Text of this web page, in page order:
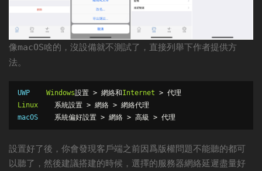
像macOS啥的，沒設備就不測試了，直接列舉下作者提供方
法。
UWP Windows設置 > 網絡和Internet > 代理
Linux
系統設置 > 網絡 > 網絡代理
macOS 系統偏好設置 > 網絡 > 高級 > 代理
設置好了後，你會發現客戶端之前因爲版權問題不能聽的都可
以聽了，然後建議搭建的時候，選擇的服務器網絡延遲盡量好